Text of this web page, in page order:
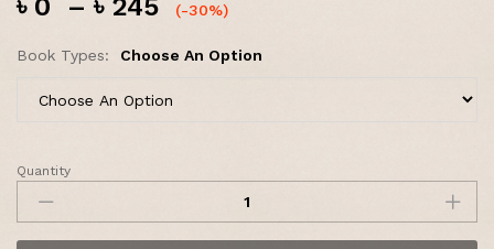
৳ 0 –৳ 245 (-30%)
Book Types: Choose An Option
Quantity